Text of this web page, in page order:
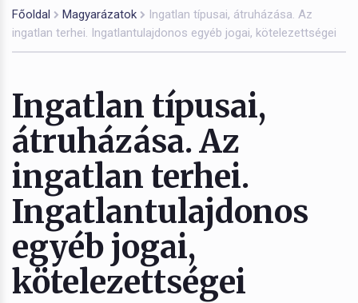
Főoldal Magyarázatok
Ingatlan típusai, átruházása. Az
ingatlan terhei. Ingatlantulajdonos egyéb jogai, kötelezettségei
Ingatlan típusai,
átruházása. Az
ingatlan terhei.
Ingatlantulajdonos
egyéb jogai,
kötelezettségei